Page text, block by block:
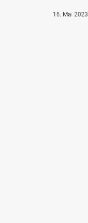
16. Mai 2023